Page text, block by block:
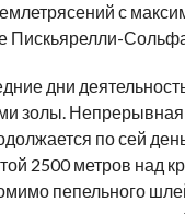
с
Пискьярелли-
дни
золы. Непрерывная
по сей
2500 метров над
пепельного